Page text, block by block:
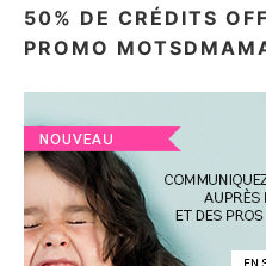
50% DE CRÉDITS
PROMO